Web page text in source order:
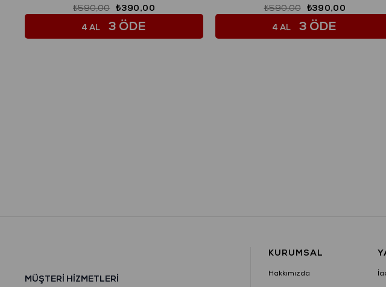
₺390,00
₺590,00
4 AL 3 ÖDE
₺390,00
₺590,00
4 AL 3 ÖDE
MÜŞTERİ HİZMETLERİ
KURUMSAL
Hakkımızda